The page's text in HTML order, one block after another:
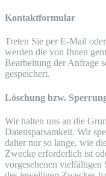
Kontaktformular
Treten Sie per E-Mail
werden die von Ihnen
Bearbeitung der Anfrage
gespeichert.
Löschung bzw.
Wir halten uns an die
Datensparsamkeit. Wir
daher nur so lange, wie
Zwecke erforderlich ist
vorgesehenen vielfältigen